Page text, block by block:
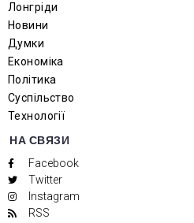
Лонгріди
Новини
Думки
Економіка
Політика
Суспільство
Технології
НА СВЯЗИ
Facebook
Twitter
Instagram
RSS